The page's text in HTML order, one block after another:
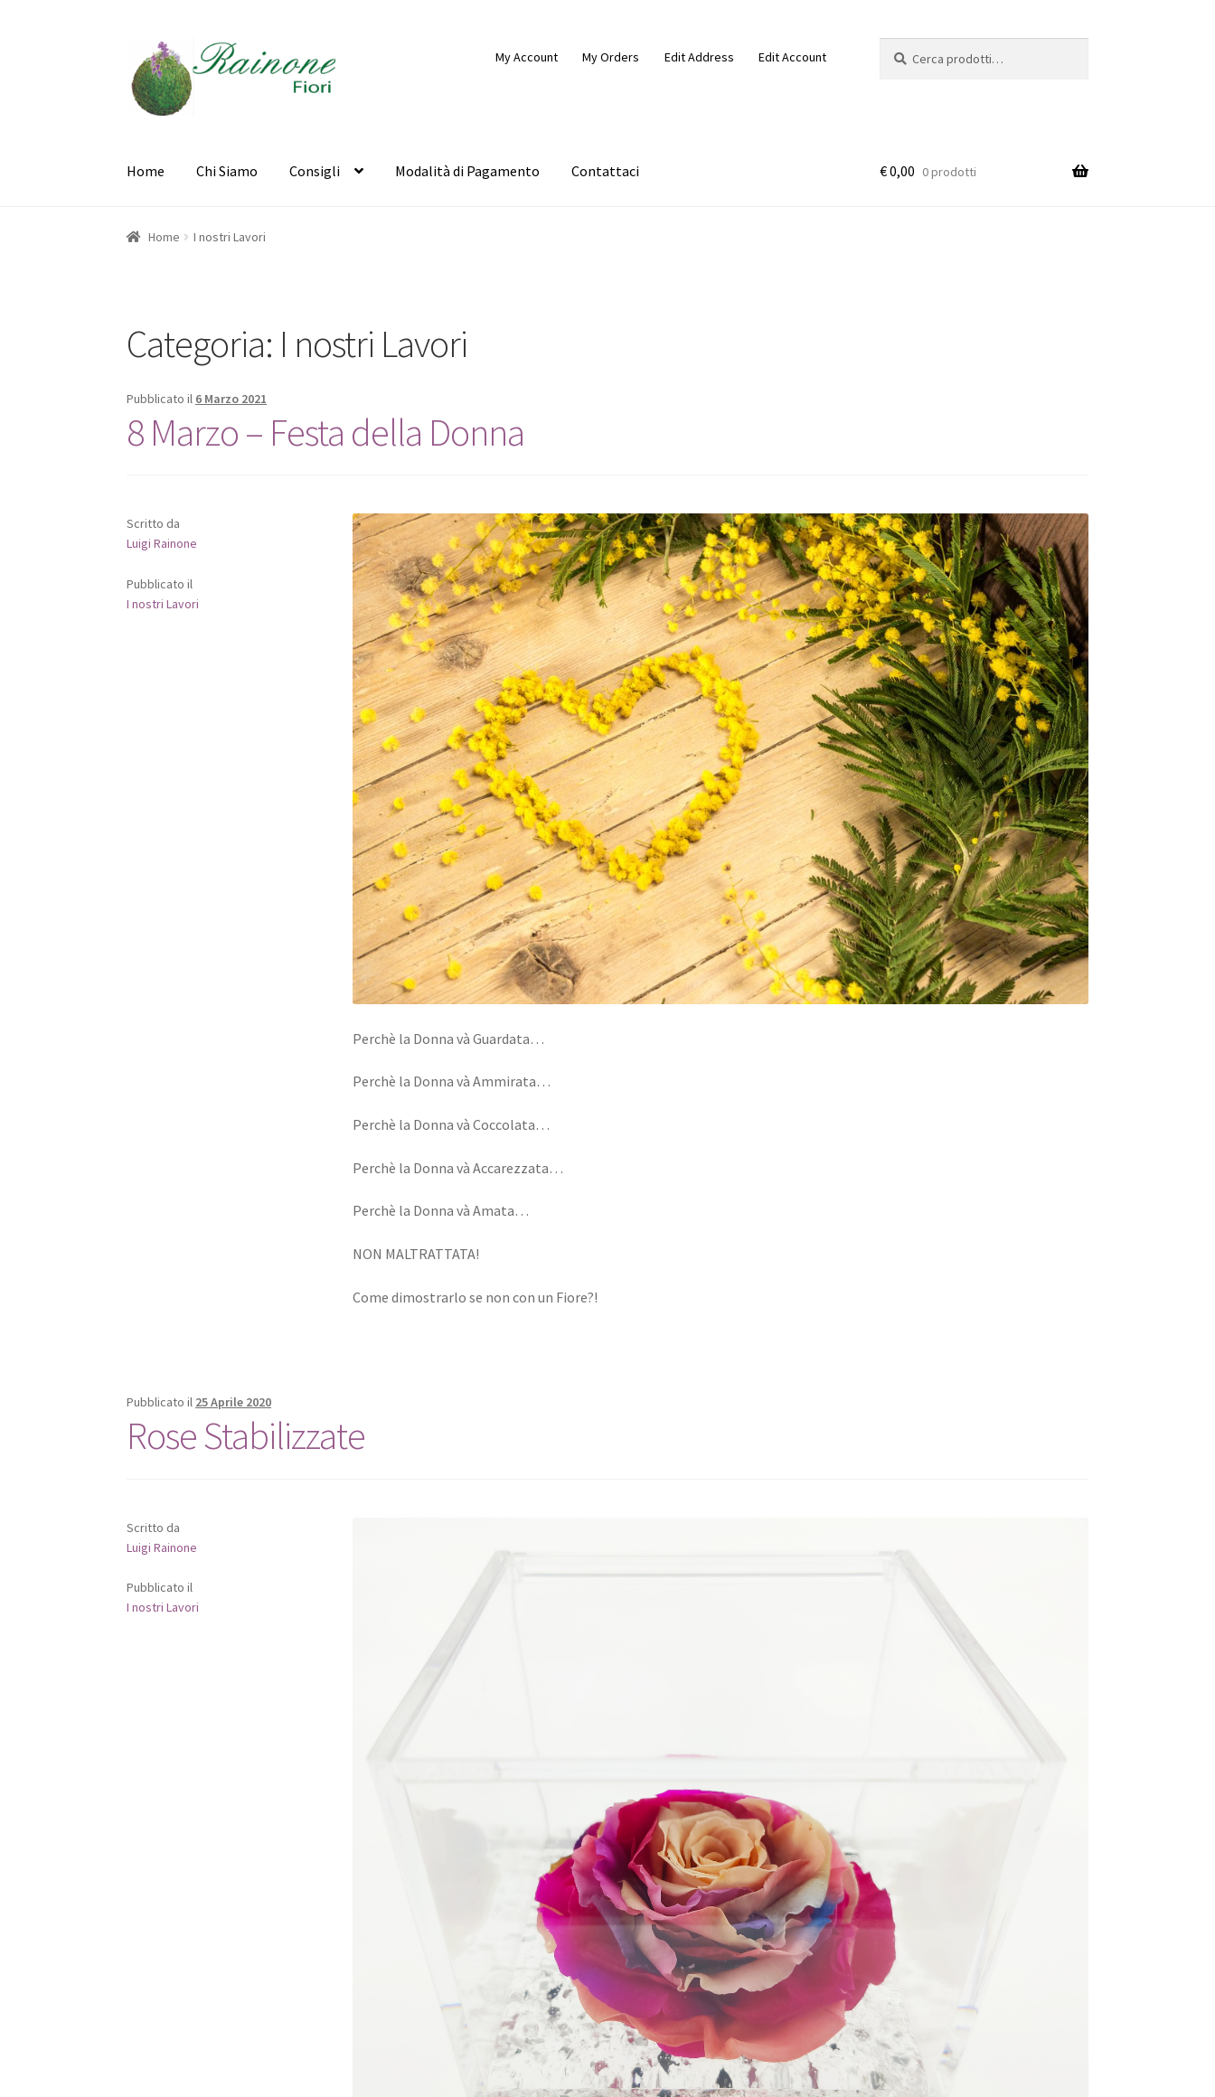
alla
navigazione
al
contenuto
My Account My Orders Edit Address Edit Account
Home Chi Siamo Consigli Modalità di Pagamento Contattaci
Home Checkout CHI SIAMO
€0,00 0 prodotti
Home I nostri Lavori
Categoria: I nostri Lavori
Pubblicato il 6 Marzo 2021
8 Marzo – Festa della Donna
Scritto da
Luigi Rainone
Pubblicato il
I nostri Lavori
Perchè la Donna và Guardata…
Perchè la Donna và Ammirata…
Perchè la Donna và Coccolata…
Perchè la Donna và Accarezzata…
Perchè la Donna và Amata…
NON MALTRATTATA!
Come dimostrarlo se non con un Fiore?!
Pubblicato il 25 Aprile 2020
Rose Stabilizzate
Scritto da
Luigi Rainone
Pubblicato il
I nostri Lavori